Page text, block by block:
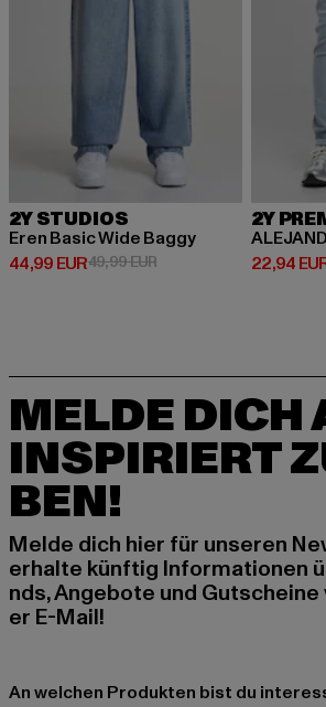
2Y STUDIOS
Eren Basic Wide Baggy
44,99 EUR
Derzeitiger Preis: 44,99 EUR
49,99 EURAktionspreis: 49,99 EUR
2Y
22,94
MELDE DICH
INSPIRIERT
BEN!
Melde dich hier für unseren
erhalte künftig Informationen
nds, Angebote und
er E-Mail!
An welchen Produkten bist du